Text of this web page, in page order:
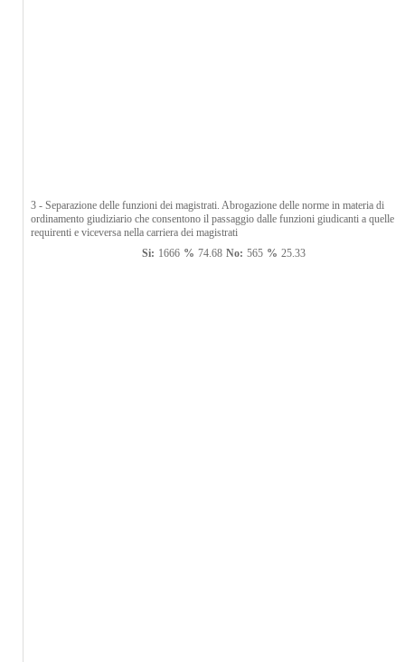
3 - Separazione delle funzioni dei magistrati. Abrogazione delle norme in materia di
ordinamento giudiziario che consentono il passaggio dalle funzioni giudicanti a quelle
requirenti e viceversa nella carriera dei magistrati
Si: 1666 % 74.68 No: 565 % 25.33